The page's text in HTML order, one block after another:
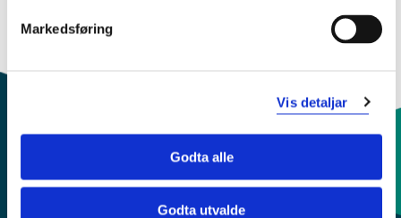
Markedsføring
Vis detaljar
Godta alle
Godta utvalde
Kontaktinfo og opningstider